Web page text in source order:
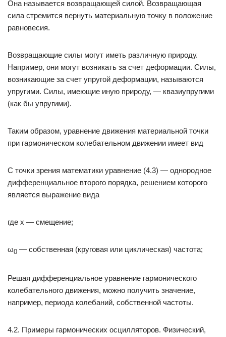
Она называется возвращающей силой. Возвращающая
сила стремится вернуть материальную точку в положение
равновесия.
Возвращающие силы могут иметь различную природу.
Например, они могут возникать за счет деформации. Силы,
возникающие за счет упругой деформации, называются
упругими. Силы, имеющие иную природу, — квазиупругими
(как бы упругими).
Таким образом, уравнение движения материальной точки
при гармоническом колебательном движении имеет вид
С точки зрения математики уравнение (4.3) — однородное
дифференциальное второго порядка, решением которого
является выражение вида
где x — смещение;
ω0 — собственная (круговая или циклическая) частота;
Решая дифференциальное уравнение гармонического
колебательного движения, можно получить значение,
например, периода колебаний, собственной частоты.
4.2. Примеры гармонических осцилляторов. Физический,